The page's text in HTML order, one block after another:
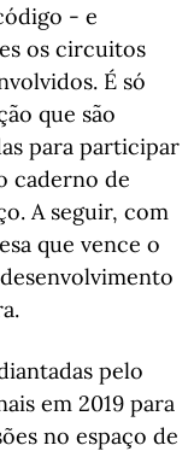
- e
os circuitos
É só
que são
para participar
caderno de
A seguir, com
que vence o
pelo
em 2019 para
no espaço de